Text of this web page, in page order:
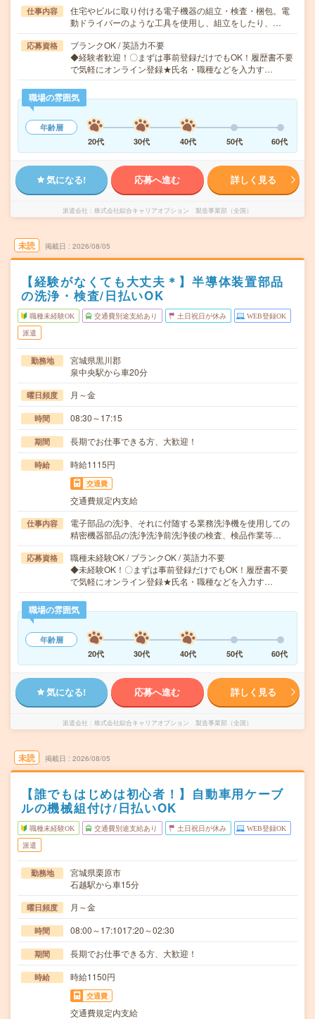
仕事内容
住宅やビルに取り付ける電子機器の組立・検査・梱包。電
動ドライバーのような工具を使用し、組立をしたり、…
応募資格
ブランクOK / 英語力不要
◆経験者歓迎！〇まずは事前登録だけでもOK！履歴書不要
で気軽にオンライン登録★氏名・職種などを入力す…
職場の雰囲気
年齢層
20代
30代 40代 50代 60代
気になる! 応募へ進む 詳しく見る
派遣会社 株式会社綜合キャリアオプション 製造事業部（全国）
未読 掲載日 2026/08/05
【経験がなくても大丈夫＊】半導体装置部品
の洗浄・検査/日払いOK
職種未経験OK 交通費別途支給あり 土日祝日が休み WEB登録OK
派遣
勤務地
宮城県黒川郡
泉中央駅から車20分
曜日頻度 月～金
時間 08:30～17:15
期間 長期でお仕事できる方、大歓迎！
時給 時給1115円
交通費
交通費規定内支給
仕事内容
電子部品の洗浄、それに付随する業務洗浄機を使用しての
精密機器部品の洗浄洗浄前洗浄後の検査、検品作業等…
応募資格
職種未経験OK / ブランクOK / 英語力不要
◆未経験OK！〇まずは事前登録だけでもOK！履歴書不要
で気軽にオンライン登録★氏名・職種などを入力す…
職場の雰囲気
年齢層
20代
30代 40代 50代 60代
気になる! 応募へ進む 詳しく見る
派遣会社 株式会社綜合キャリアオプション 製造事業部（全国）
未読 掲載日 2026/08/05
【誰でもはじめは初心者！】自動車用ケーブ
ルの機械組付け/日払いOK
職種未経験OK 交通費別途支給あり 土日祝日が休み WEB登録OK
派遣
勤務地
宮城県栗原市
石越駅から車15分
曜日頻度 月～金
時間 08:00～17:1017:20～02:30
期間 長期でお仕事できる方、大歓迎！
時給 時給1150円
交通費
交通費規定内支給